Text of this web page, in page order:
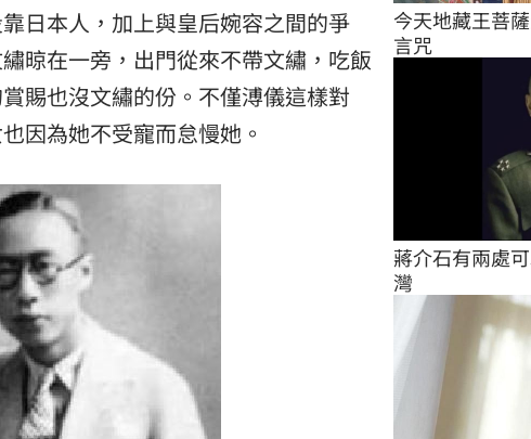
日本人，加上與皇后婉容之間的爭
晾在一旁，出門從來不帶文繡，吃飯
賜也沒文繡的份。不僅溥儀這樣對
因為她不受寵而怠慢她。
今天地藏王菩
言咒
蔣介石有兩處
灣